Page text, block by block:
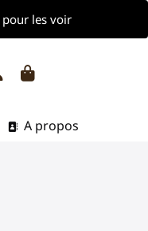
pour les voir
A propos